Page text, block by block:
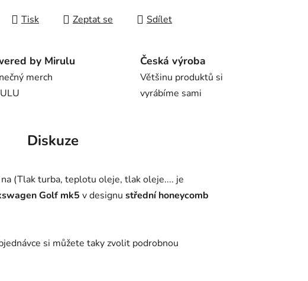
Tisk Zeptat se Sdílet
by Mirulu
merch
Česká výroba
Většinu produktů si
vyrábíme sami
Diskuze
na (Tlak turba, teplotu oleje, tlak oleje.... je
Golf mk5 v designu střední honeycomb
si můžete taky zvolit podrobnou